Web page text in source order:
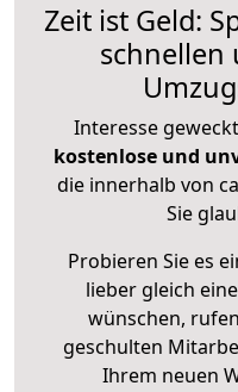
Zeit ist Geld:
schnellen
Interesse
kostenlose und
die innerhalb von
Sie
Probieren Sie es
lieber gleich eine
wünschen,
geschulten
Ihrem neuen